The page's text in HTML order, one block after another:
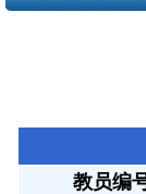
教员编